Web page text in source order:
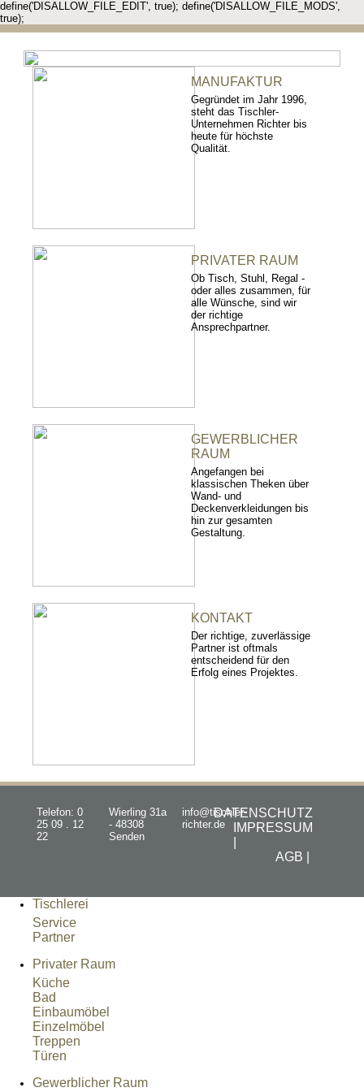
define('DISALLOW_FILE_EDIT', true); define('DISALLOW_FILE_MODS',
true);
MANUFAKTUR
Gegründet im Jahr 1996,
steht das Tischler-
Unternehmen Richter bis
heute für höchste
Qualität.
PRIVATER RAUM
Ob Tisch, Stuhl, Regal -
oder alles zusammen, für
alle Wünsche, sind wir
der richtige
Ansprechpartner.
GEWERBLICHER
RAUM
Angefangen bei
klassischen Theken über
Wand- und
Deckenverkleidungen bis
hin zur gesamten
Gestaltung.
KONTAKT
Der richtige, zuverlässige
Partner ist oftmals
entscheidend für den
Erfolg eines Projektes.
Telefon: 0
25 09 . 12
22
Wierling 31a
- 48308
Senden
info@tischler-
richter.de
DATENSCHUTZ
IMPRESSUM
AGB |
Tischlerei
Service
Partner
Privater Raum
Küche
Bad
Einbaumöbel
Einzelmöbel
Treppen
Türen
Gewerblicher Raum